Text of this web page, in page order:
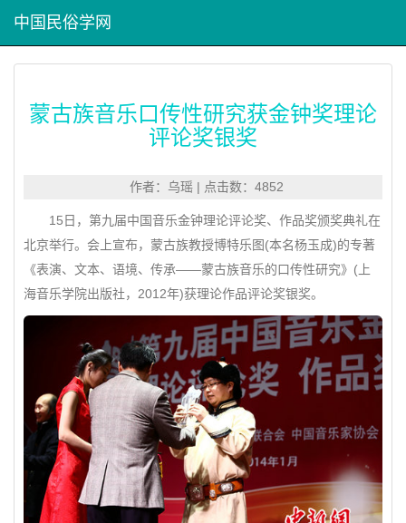
中国民俗学网
蒙古族音乐口传性研究获金钟奖理论
评论奖银奖
作者：乌瑶 | 点击数：4852
15日，第九届中国音乐金钟理论评论奖、作品奖颁奖典礼在
北京举行。会上宣布，蒙古族教授博特乐图(本名杨玉成)的专著
《表演、文本、语境、传承——蒙古族音乐的口传性研究》(上
海音乐学院出版社，2012年)获理论作品评论奖银奖。